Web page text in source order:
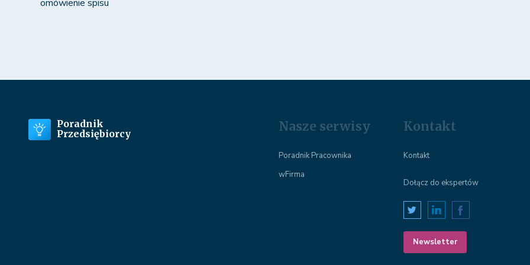
omówienie spisu
Poradnik
Przedsiębiorcy
Nasze serwisy
Poradnik Pracownika
wFirma
Kontakt
Kontakt
Dołącz do ekspertów
Newsletter